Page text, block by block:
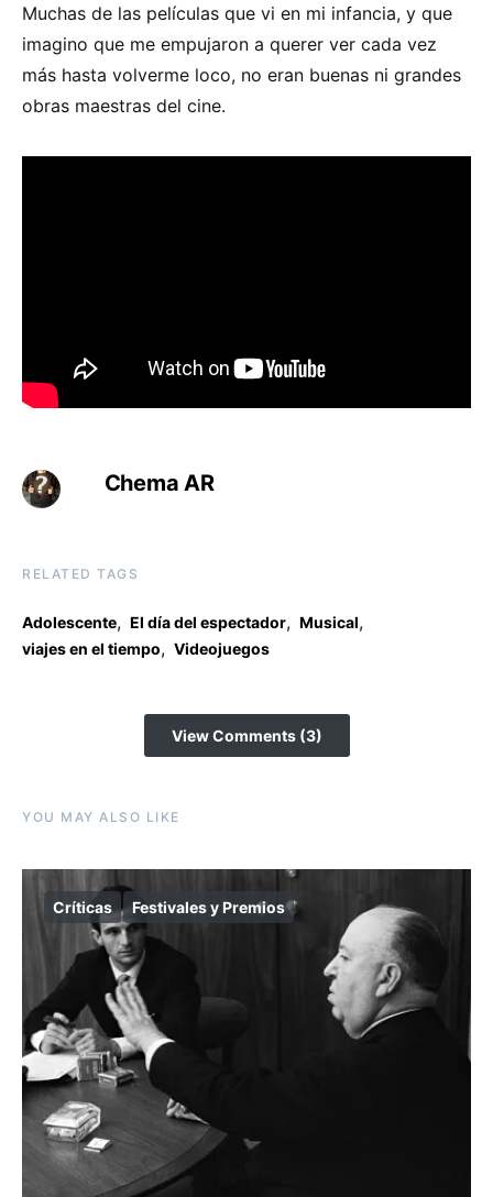
Muchas de las películas que vi en mi infancia, y que
imagino que me empujaron a querer ver cada vez
más hasta volverme loco, no eran buenas ni grandes
obras maestras del cine.
Chema AR
RELATED TAGS
Adolescente, El día del espectador, Musical,
viajes en el tiempo, Videojuegos
View Comments (3)
YOU MAY ALSO LIKE
Críticas Festivales y Premios